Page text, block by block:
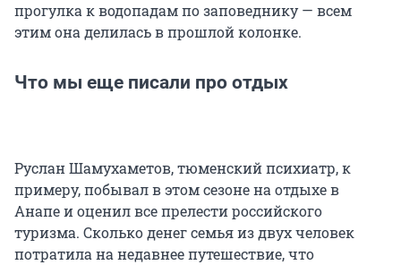
прогулка к водопадам по заповеднику — всем
этим она делилась в прошлой колонке.
Что мы еще писали про отдых
Руслан Шамухаметов, тюменский психиатр, к
примеру, побывал в этом сезоне на отдыхе в
Анапе и оценил все прелести российского
туризма. Сколько денег семья из двух человек
потратила на недавнее путешествие, что